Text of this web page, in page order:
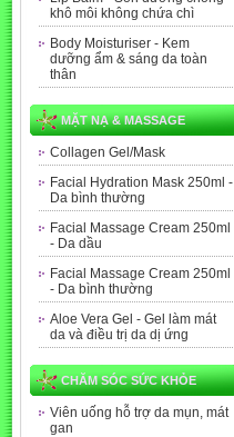
khô môi không chứa chì
Body Moisturiser - Kem
dưỡng ẩm & sáng da toàn
thân
MẶT NẠ & MASSAGE
Collagen Gel/Mask
Facial Hydration Mask 250ml -
Da bình thường
Facial Massage Cream 250ml
- Da dầu
Facial Massage Cream 250ml
- Da bình thường
Aloe Vera Gel - Gel làm mát
da và điều trị da dị ứng
CHĂM SÓC SỨC KHỎE
Viên uống hỗ trợ da mụn, mát
gan